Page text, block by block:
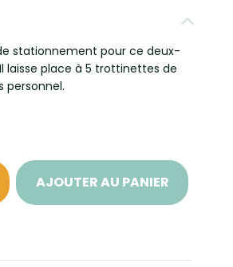
stationnement pour ce deux-
laisse place à 5 trottinettes de
personnel.
AJOUTER AU PANIER